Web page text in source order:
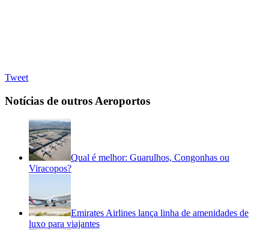
Tweet
Notícias de outros Aeroportos
Qual é melhor: Guarulhos, Congonhas ou
Viracopos?
Emirates Airlines lança linha de amenidades de
luxo para viajantes